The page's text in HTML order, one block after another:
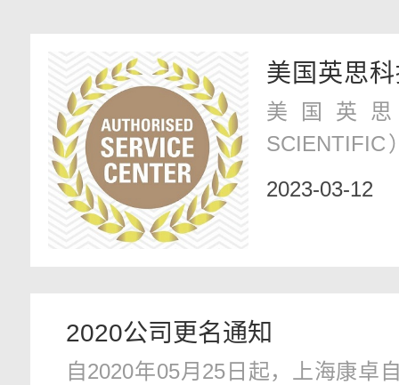
美国英思
我司
美国英思
直致力于消
命押在团队
2023-03-12
2020公司更名通知
自2020年05月25日起，上海康卓